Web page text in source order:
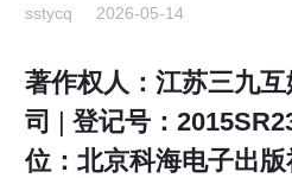
sstycq 2026-05-14
著作权人：江苏三九
司
登记号：
位：北京科海电子出版